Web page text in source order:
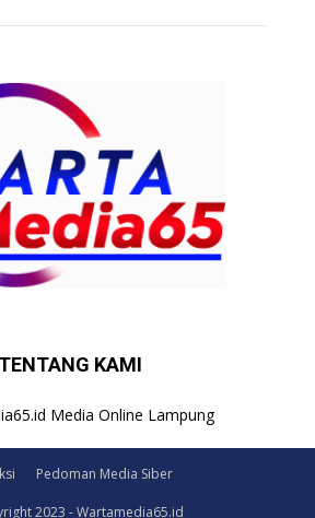
TENTANG KAMI
Media Online Lampung
Pedoman Media Siber
2023 - Wartamedia65.id